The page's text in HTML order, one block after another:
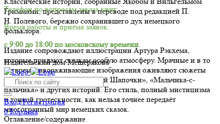
Телефон по вопросам заказа книг.
Время работы и приёма заявок:
с 9:00 до 18:00 по московскому времени.
Издательский дом Мещерякова
Вход/Регистрация
0 Корзина
Гриммами, представлены в переводе под редакцией П.
Н. Полевого, бережно сохранившего дух немецкого
фольклора.
Издание сопровождают иллюстрации Артура Рэкхема,
которые придают сказкам особую атмосферу. Мрачные и в то
же время завораживающие изображения оживляют сюжеты
«Гензеля и Гретель», «Красной Шапочки», «Мальчика-с-
пальчика» и других историй. Его стиль, полный мистицизма
и тонкой гротескности, как нельзя точнее передаёт
многогранный мир немецких сказок.
Оглавление/содержание